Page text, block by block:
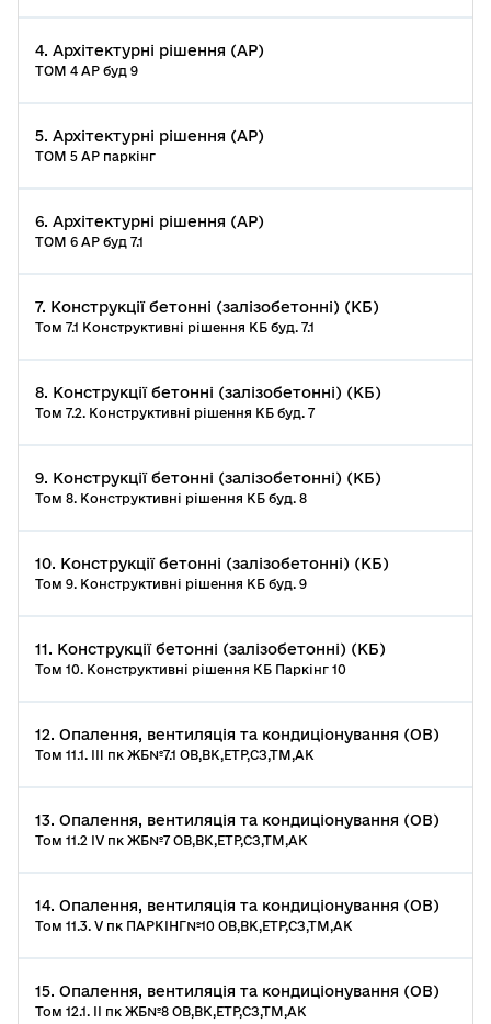
4. Архітектурні рішення (АР)
ТОМ 4 АР буд 9
5. Архітектурні рішення (АР)
ТОМ 5 АР паркінг
6. Архітектурні рішення (АР)
ТОМ 6 АР буд 7.1
7. Конструкції бетонні (залізобетонні) (КБ)
Том 7.1 Конструктивні рішення КБ буд. 7.1
8. Конструкції бетонні (залізобетонні) (КБ)
Том 7.2. Конструктивні рішення КБ буд. 7
9. Конструкції бетонні (залізобетонні) (КБ)
Том 8. Конструктивні рішення КБ буд. 8
10. Конструкції бетонні (залізобетонні) (КБ)
Том 9. Конструктивні рішення КБ буд. 9
11. Конструкції бетонні (залізобетонні) (КБ)
Том 10. Конструктивні рішення КБ Паркінг 10
12. Опалення, вентиляція та кондиціонування (ОВ)
Том 11.1. ІII пк ЖБ№7.1 ОВ,ВК,ЕТР,СЗ,ТМ,АК
13. Опалення, вентиляція та кондиціонування (ОВ)
Том 11.2 ІV пк ЖБ№7 ОВ,ВК,ЕТР,СЗ,ТМ,АК
14. Опалення, вентиляція та кондиціонування (ОВ)
Том 11.3. V пк ПАРКІНГ№10 ОВ,ВК,ЕТР,СЗ,ТМ,АК
15. Опалення, вентиляція та кондиціонування (ОВ)
Том 12.1. ІI пк ЖБ№8 ОВ,ВК,ЕТР,СЗ,ТМ,АК